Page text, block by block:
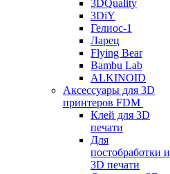
3DQuality
3DiY
Гелиос-1
Ларец
Flying Bear
Bambu Lab
ALKINOID
Аксессуары для 3D
принтеров FDM
Клей для 3D
печати
Для
постобработки и
3D печати